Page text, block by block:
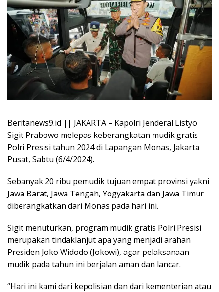
Beritanews9.id || JAKARTA – Kapolri Jenderal Listyo
Sigit Prabowo melepas keberangkatan mudik gratis
Polri Presisi tahun 2024 di Lapangan Monas, Jakarta
Pusat, Sabtu (6/4/2024).
Sebanyak 20 ribu pemudik tujuan empat provinsi yakni
Jawa Barat, Jawa Tengah, Yogyakarta dan Jawa Timur
diberangkatkan dari Monas pada hari ini.
Sigit menuturkan, program mudik gratis Polri Presisi
merupakan tindaklanjut apa yang menjadi arahan
Presiden Joko Widodo (Jokowi), agar pelaksanaan
mudik pada tahun ini berjalan aman dan lancar.
“Hari ini kami dari kepolisian dan dari kementerian atau